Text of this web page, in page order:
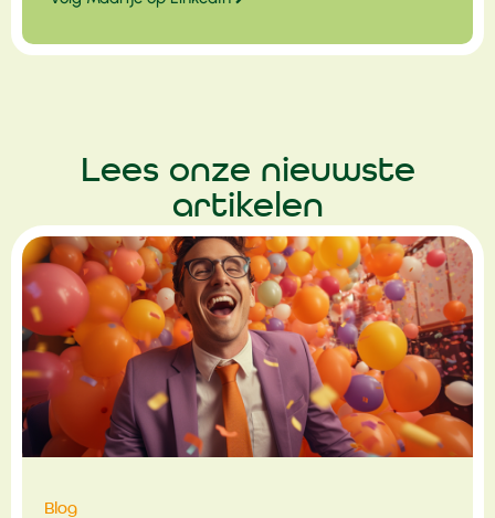
Lees onze nieuwste
artikelen
Blog